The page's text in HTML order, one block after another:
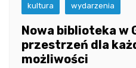
kultura wydarzenia
Nowa biblioteka w
przestrzeń dla
możliwości